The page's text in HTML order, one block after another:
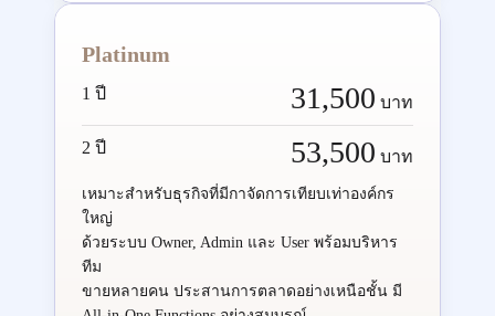
Platinum
1 ปี 31,500 บาท
2 ปี 53,500 บาท
เหมาะสำหรับธุรกิจที่มีกาจัดการเทียบเท่าองค์กร
ใหญ่
ด้วยระบบ Owner, Admin และ User พร้อมบริหาร
ทีม
ขายหลายคน ประสานการตลาดอย่างเหนือชั้น มี